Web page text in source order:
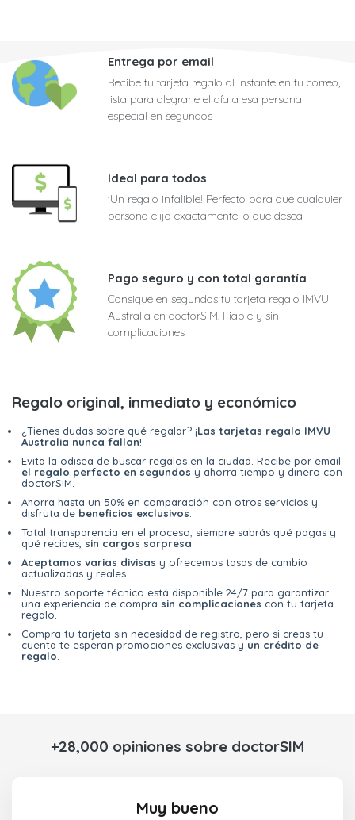
Entrega por email
Recibe tu tarjeta regalo al instante en tu correo,
lista para alegrarle el día a esa persona
especial en segundos
Ideal para todos
¡Un regalo infalible! Perfecto para que cualquier
persona elija exactamente lo que desea
Pago seguro y con total garantía
Consigue en segundos tu tarjeta regalo IMVU
Australia en doctorSIM. Fiable y sin
complicaciones
Regalo original, inmediato y económico
¿Tienes dudas sobre qué regalar? ¡Las tarjetas regalo IMVU
Australia nunca fallan!
Evita la odisea de buscar regalos en la ciudad. Recibe por email
el regalo perfecto en segundos y ahorra tiempo y dinero con
doctorSIM.
Ahorra hasta un 50% en comparación con otros servicios y
disfruta de beneficios exclusivos
Total transparencia en el proceso; siempre sabrás qué pagas y
qué recibes, sin cargos sorpresa
Aceptamos varias divisas y ofrecemos tasas de cambio
actualizadas y reales.
Nuestro soporte técnico está disponible 24/7 para garantizar
una experiencia de compra sin complicaciones con tu tarjeta
regalo.
Compra tu tarjeta sin necesidad de registro, pero si creas tu
cuenta te esperan promociones exclusivas y un crédito de
regalo
+28,000 opiniones sobre doctorSIM
Muy bueno